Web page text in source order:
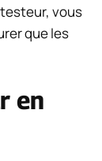
vous
que les
en